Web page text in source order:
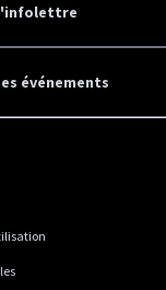
événements